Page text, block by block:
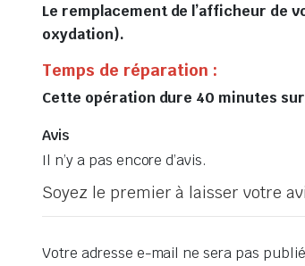
Le remplacement de l’afficheur de
oxydation).
Temps de réparation :
Cette opération dure 40 minutes
Avis
Il n’y a pas encore d’avis.
Soyez le premier à laisser votre
Votre adresse e-mail ne sera pas